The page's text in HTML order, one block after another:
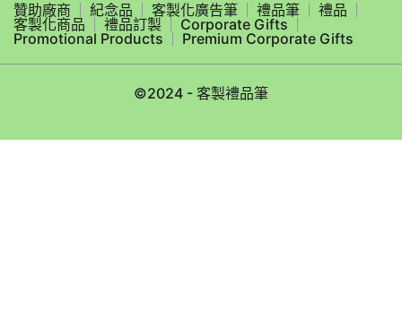
贊助廠商 紀念品 客製化廣告筆 禮品筆
禮品
客製化商品
禮品訂製
Corporate Gifts
Promotional Products
Premium Corporate Gifts
©2024 - 客製禮品筆